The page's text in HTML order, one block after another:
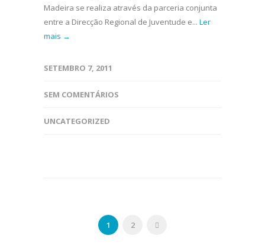
Madeira se realiza através da parceria conjunta
entre a Direcção Regional de Juventude e... Ler
mais →
SETEMBRO 7, 2011
SEM COMENTÁRIOS
UNCATEGORIZED
1 2